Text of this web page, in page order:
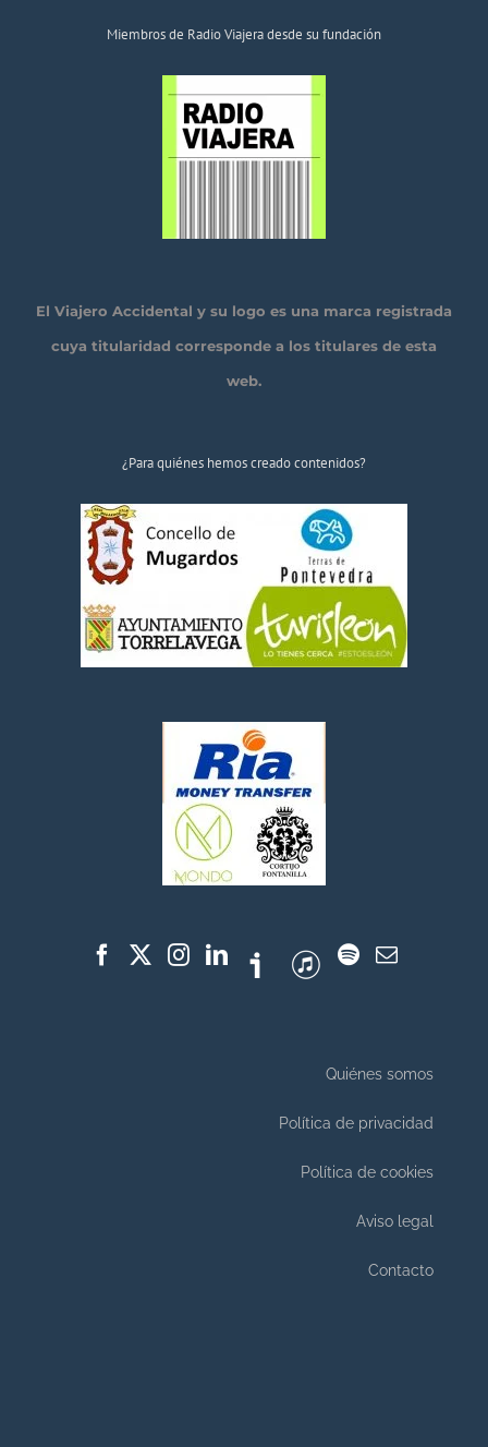
Miembros de Radio Viajera desde su fundación
El Viajero Accidental y su logo es una marca registrada
cuya titularidad corresponde a los titulares de esta
web.
¿Para quiénes hemos creado contenidos?
Quiénes somos
Política de privacidad
Política de cookies
Aviso legal
Contacto